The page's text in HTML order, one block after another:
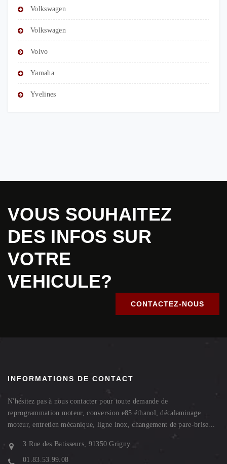
Volkswagen
Volkswagen
Volvo
Yamaha
Yvelines
VOUS SOUHAITEZ
DES INFOS SUR
VOTRE
VEHICULE?
CONTACTEZ-NOUS
INFORMATIONS DE CONTACT
N'hésitez pas à nous contacter pour toute demande de
reprogrammation moteur, conversion e85 éthanol, décalaminage
moteur, entretien mécanique, ligne inox, changement de pare-brise...
3 Rue des Batisseurs, 91350 Grigny
01.83.53.99.08